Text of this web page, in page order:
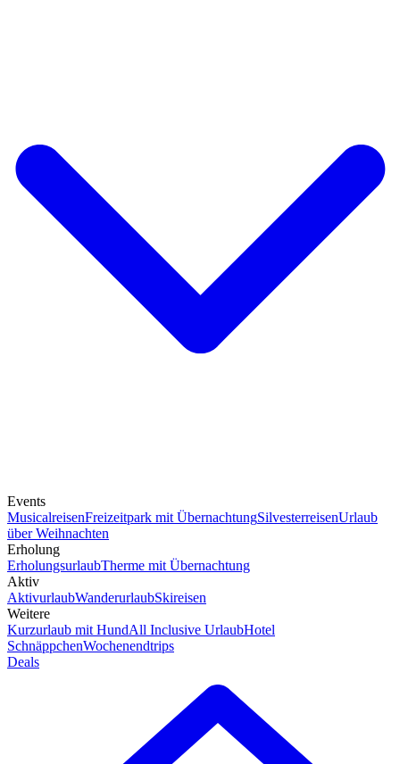
Events
MusicalreisenFreizeitpark mit ÜbernachtungSilvesterreisenUrlaub
über Weihnachten
Erholung
ErholungsurlaubTherme mit Übernachtung
Aktiv
AktivurlaubWanderurlaubSkireisen
Weitere
Kurzurlaub mit HundAll Inclusive UrlaubHotel
SchnäppchenWochenendtrips
Deals